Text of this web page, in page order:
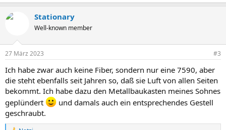
k
e
:
Stationary
Well-known member
27 März 2023 #3
Ich habe zwar auch keine Fiber, sondern nur eine 7590, aber
die steht ebenfalls seit Jahren so, daß sie Luft von allen Seiten
bekommt. Ich habe dazu den Metallbaukasten meines Sohnes
geplündert
und damals auch ein entsprechendes Gestell
geschraubt.